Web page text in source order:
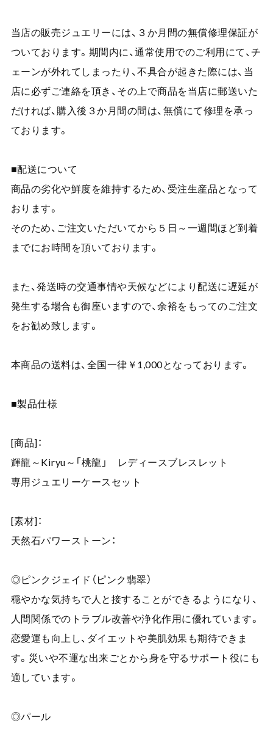
当店の販売ジュエリーには、３か月間の無償修理保証が
ついております。期間内に、通常使用でのご利用にて、チ
ェーンが外れてしまったり、不具合が起きた際には、当
店に必ずご連絡を頂き、その上で商品を当店に郵送いた
だければ、購入後３か月間の間は、無償にて修理を承っ
ております。
■配送について
商品の劣化や鮮度を維持するため、受注生産品となって
おります。
そのため、ご注文いただいてから５日～一週間ほど到着
までにお時間を頂いております。
また、発送時の交通事情や天候などにより配送に遅延が
発生する場合も御座いますので、余裕をもってのご注文
をお勧め致します。
本商品の送料は、全国一律￥1,000となっております。
■製品仕様
[商品]：
輝龍～Kiryu～「桃龍」 レディースブレスレット
専用ジュエリーケースセット
[素材]：
天然石パワーストーン：
◎ピンクジェイド（ピンク翡翠）
穏やかな気持ちで人と接することができるようになり、
人間関係でのトラブル改善や浄化作用に優れています。
恋愛運も向上し、ダイエットや美肌効果も期待できま
す。災いや不運な出来ごとから身を守るサポート役にも
適しています。
◎パール